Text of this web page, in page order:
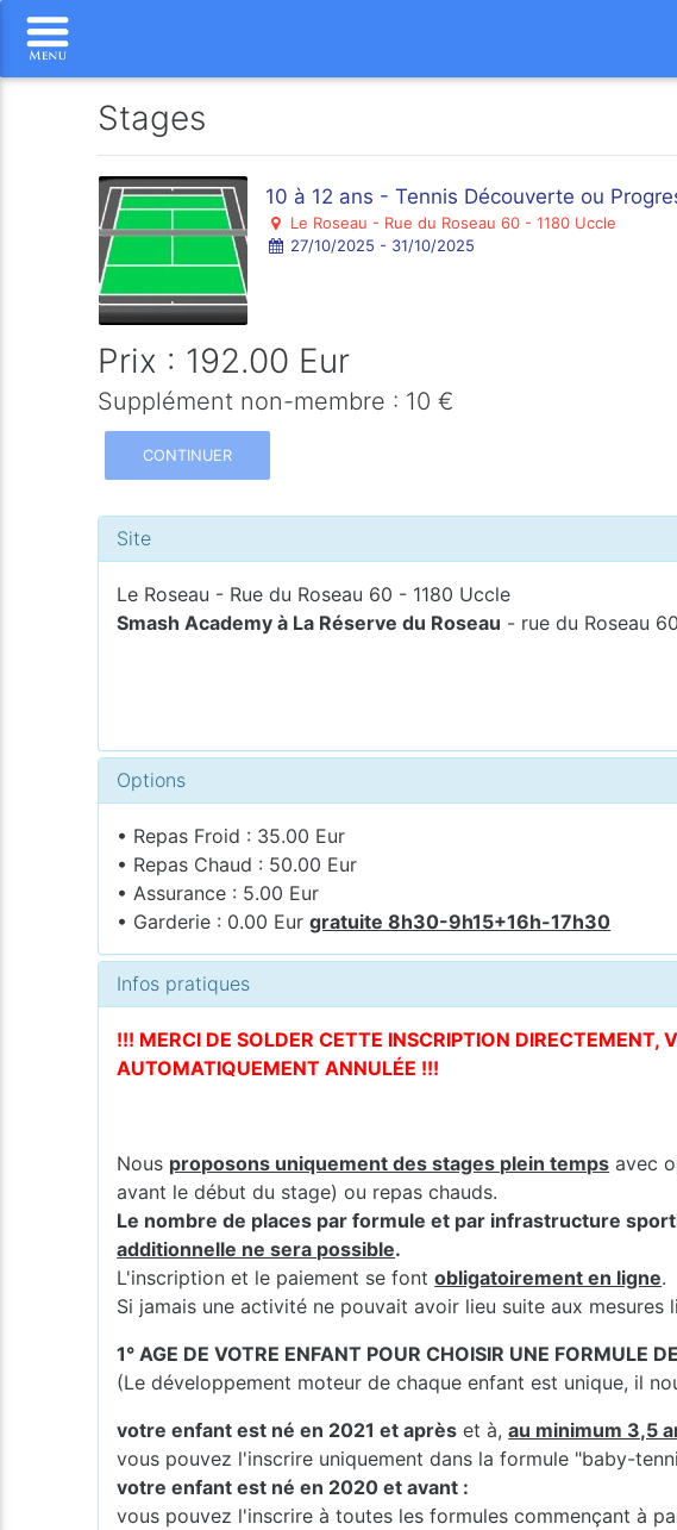
Stages
10 à 12 ans - Tennis Découverte ou
Le Roseau - Rue du Roseau 60 - 1180 Uccle
27/10/2025 - 31/10/2025
Prix : 192.00 Eur
Supplément non-membre : 10 €
CONTINUER
Site
Le Roseau - Rue du Roseau 60 - 1180 Uccle
Smash Academy à La Réserve du Roseau - rue du Roseau
Options
• Repas Froid : 35.00 Eur
• Repas Chaud : 50.00 Eur
• Assurance : 5.00 Eur
• Garderie : 0.00 Eurgratuite 8h30-9h15+16h-17h30
Infos pratiques
!!! MERCI DE SOLDER CETTE INSCRIPTION DIRECTEMENT,
AUTOMATIQUEMENT ANNULÉE !!!
Nous proposons uniquement des stages plein temps avec
avant le début du stage) ou repas chauds.
Le nombre de places par formule et par infrastructure
additionnelle ne sera possible.
L'inscription et le paiement se fontobligatoirement en ligne.
Si jamais une activité ne pouvait avoir lieu suite aux
1° AGE DE VOTRE ENFANT POUR CHOISIR UNE FORMULE
(Le développement moteur de chaque enfant est unique, il
votre enfant est né en 2021 et après et à,au minimum 3,5
vous pouvez l'inscrire uniquement dans la formule "baby-
votre enfant est né en 2020 et avant :
vous pouvez l'inscrire à toutes les formules commençant à